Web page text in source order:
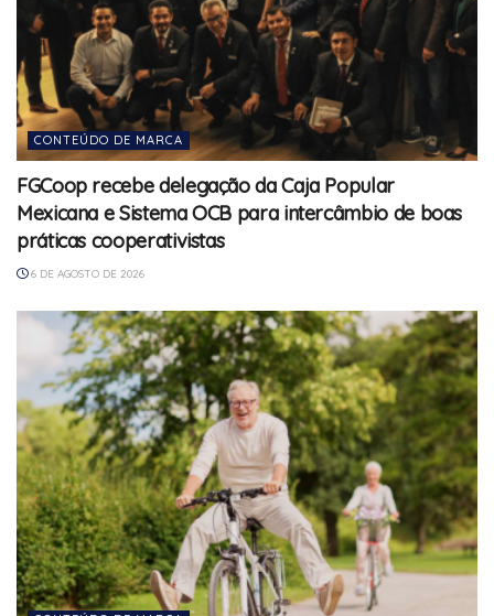
CONTEÚDO DE MARCA
FGCoop recebe delegação da Caja Popular
Mexicana e Sistema OCB para intercâmbio de boas
práticas cooperativistas
6 DE AGOSTO DE 2026